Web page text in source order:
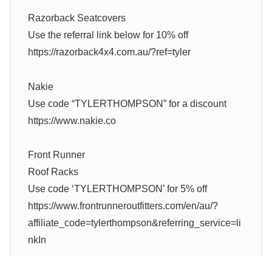
Razorback Seatcovers
Use the referral link below for 10% off
https://razorback4x4.com.au/?ref=tyler
Nakie
Use code “TYLERTHOMPSON” for a discount
https://www.nakie.co
Front Runner
Roof Racks
Use code ‘TYLERTHOMPSON’ for 5% off
https://www.frontrunneroutfitters.com/en/au/?
affiliate_code=tylerthompson&referring_service=li
nkIn